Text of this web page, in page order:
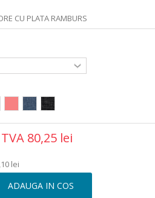
CU PLATA RAMBURS
80,25 lei
lei
ADAUGA IN COS